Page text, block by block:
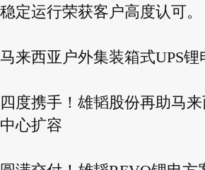
稳定运行荣获客户高度认可。
马来西亚户外集装箱式UPS锂
四度携手！雄韬股份再助马
中心扩容